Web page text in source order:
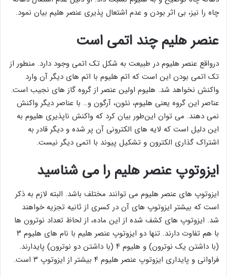
چاه را نیز، بی اثر بودن و عدم اشتعال پذیری عنصر هلیم بیان نمود.
عنصر هلیم چند اتمی است
درواقع عنصر هلیوم در طبیعت به شکل تک اتمی وجود دارد. منطور از
تک اتمی بودن این است که اتم هلیوم با اتم های دیگر آن وارد
واکنش نخواهد شد. هلیوم اولین عنصر از گروه گاز های نجیب است.
عناصر این گروه یعنی هلیوم، نئون، آرگون و… با عناصر دیگر واکنش
نمی دهند. می توان این‌طور بیان کرد که واکنش ناپذیری هلیوم به
این دلیل است که لایه های الکترونی آن پر شده و دیگر قادر به
اشتراک گذاری الکترون و تشکیل پیوند با اتمی دیگر نیست.
ایزوتوپ عنصر هلیم را می شناسید
ایزوتوپ های عنصر هلیوم می توانند مختلف باشد. البته لازم به ذکر
است که بیشتر ایزوتوپ های آن در کسری از ثانیه تجزیه خواهند
شد. ایزوتوپ های کشف شده از این ماده، از لحاظ تعداد نوترون ها
با هم تفاوت دارند. تنها دو ایزوتوپ عنصر هلیم با نام های هلیوم ۳
(با داشتن یک نوترون) و هلیوم ۴ (با داشتن دو نوترون) پایدارند.
فراوانی و پایداری ایزوتوپ عنصر هلیوم ۴ بیشتر از ایزوتوپ ۳ است.